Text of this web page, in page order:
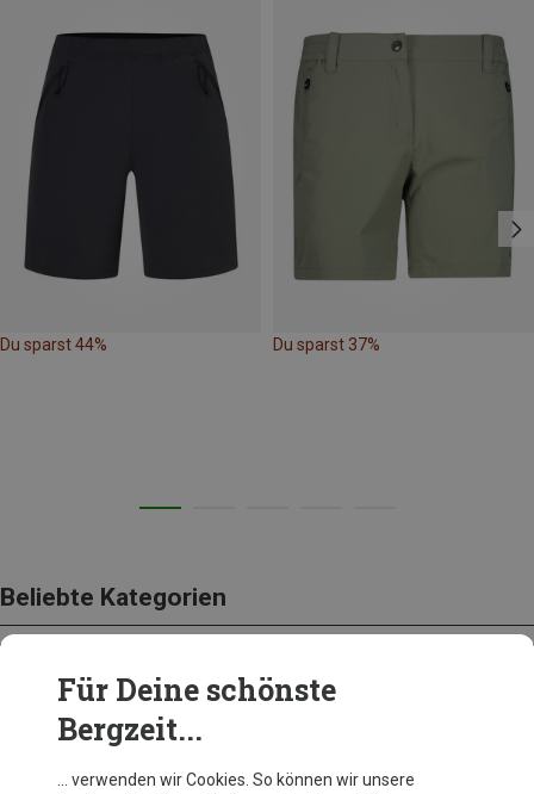
Du sparst 44% Du sparst 37%
Beliebte Kategorien
BEKLEIDUNG
Für Deine schönste
Bergzeit...
… verwenden wir Cookies. So können wir unsere